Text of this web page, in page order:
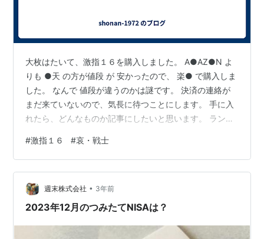
大枚はたいて、激指１６を購入しました。 A●AZ●N よ
りも ●天 の方が値段 が 安かったので、 楽● で購入しま
した。 なんで 値段が違うのかは謎です。 決済の連絡が
まだ来ていないので、気長に待つことにします。 手に入
れたら、どんなものか記事にしたいと思います。 ランキ
【公式】2025年開設ブログ ランキング参加中雑談
#激指１６ #哀・戦士
週末株式会社 • 3年前
2023年12月のつみたてNISAは？